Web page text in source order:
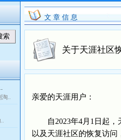
淘..
文 章 信 息
关于天涯社区
亲爱的天涯用户：
自2023年4月1日起，
以及天涯社区的恢复访